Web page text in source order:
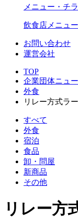
メニュー・チ
飲食店メニュ
お問い合わせ
運営会社
TOP
企業団体ニュ
外食
リレー方式ラ
すべて
外食
宿泊
食品
卸・問屋
新商品
その他
リレー方